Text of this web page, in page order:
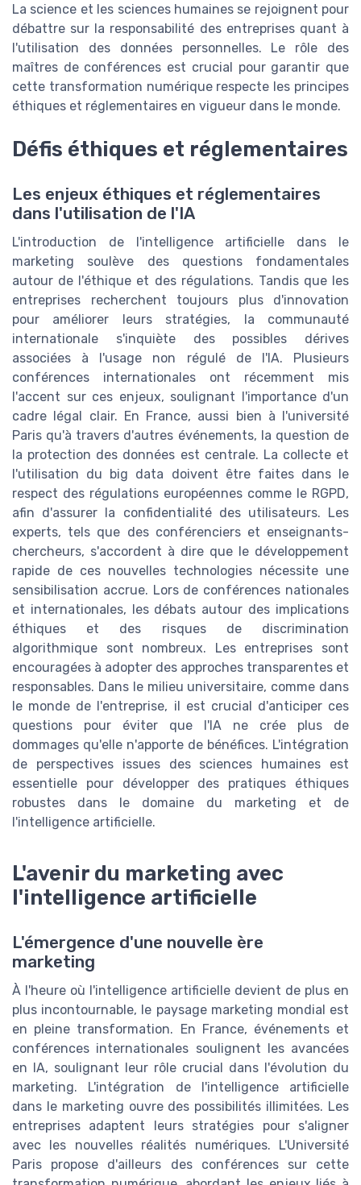
La science et les sciences humaines se rejoignent pour
débattre sur la responsabilité des entreprises quant à
l'utilisation des données personnelles. Le rôle des
maîtres de conférences est crucial pour garantir que
cette transformation numérique respecte les principes
éthiques et réglementaires en vigueur dans le monde.
Défis éthiques et réglementaires
Les enjeux éthiques et réglementaires
dans l'utilisation de l'IA
L'introduction de l'intelligence artificielle dans le
marketing soulève des questions fondamentales
autour de l'éthique et des régulations. Tandis que les
entreprises recherchent toujours plus d'innovation
pour améliorer leurs stratégies, la communauté
internationale s'inquiète des possibles dérives
associées à l'usage non régulé de l'IA. Plusieurs
conférences internationales ont récemment mis
l'accent sur ces enjeux, soulignant l'importance d'un
cadre légal clair. En France, aussi bien à l'université
Paris qu'à travers d'autres événements, la question de
la protection des données est centrale. La collecte et
l'utilisation du big data doivent être faites dans le
respect des régulations européennes comme le RGPD,
afin d'assurer la confidentialité des utilisateurs. Les
experts, tels que des conférenciers et enseignants-
chercheurs, s'accordent à dire que le développement
rapide de ces nouvelles technologies nécessite une
sensibilisation accrue. Lors de conférences nationales
et internationales, les débats autour des implications
éthiques et des risques de discrimination
algorithmique sont nombreux. Les entreprises sont
encouragées à adopter des approches transparentes et
responsables. Dans le milieu universitaire, comme dans
le monde de l'entreprise, il est crucial d'anticiper ces
questions pour éviter que l'IA ne crée plus de
dommages qu'elle n'apporte de bénéfices. L'intégration
de perspectives issues des sciences humaines est
essentielle pour développer des pratiques éthiques
robustes dans le domaine du marketing et de
l'intelligence artificielle.
L'avenir du marketing avec
l'intelligence artificielle
L'émergence d'une nouvelle ère
marketing
À l'heure où l'intelligence artificielle devient de plus en
plus incontournable, le paysage marketing mondial est
en pleine transformation. En France, événements et
conférences internationales soulignent les avancées
en IA, soulignant leur rôle crucial dans l'évolution du
marketing. L'intégration de l'intelligence artificielle
dans le marketing ouvre des possibilités illimitées. Les
entreprises adaptent leurs stratégies pour s'aligner
avec les nouvelles réalités numériques. L'Université
Paris propose d'ailleurs des conférences sur cette